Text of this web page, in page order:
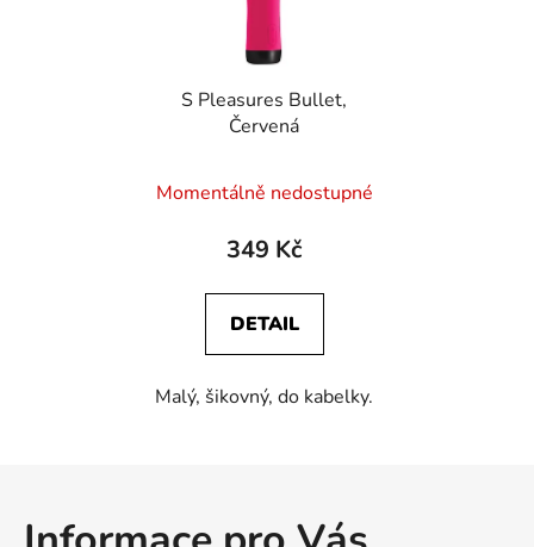
S Pleasures Bullet,
Červená
Momentálně nedostupné
349 Kč
DETAIL
Malý, šikovný, do kabelky.